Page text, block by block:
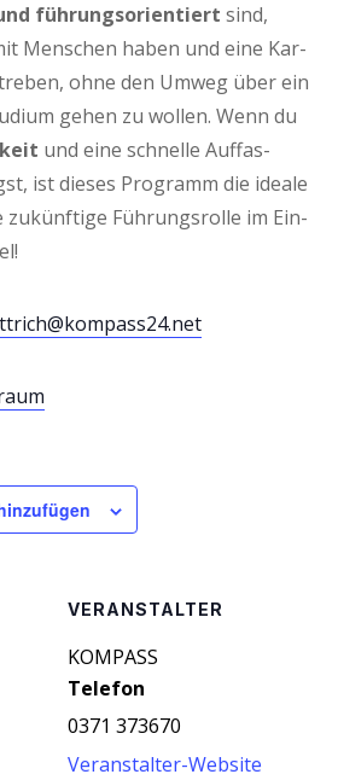
füh­rungs­ori­en­tiert sind,
Men­schen haben und eine Kar­
ohne den Umweg über ein
gehen zu wol­len. Wenn du
und eine schnel­le Auf­fas­
ist die­ses Pro­gramm die idea­le
zukünf­ti­ge Füh­rungs­rol­le im Ein­
VERANSTALTER
KOM­PASS
Telefon
0371 373670
Veranstalter-Website